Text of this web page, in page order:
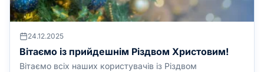
24.12.2025
Вітаємо із прийдешнім Різдвом Христовим!
Вітаємо всіх наших користувачів із Різдвом